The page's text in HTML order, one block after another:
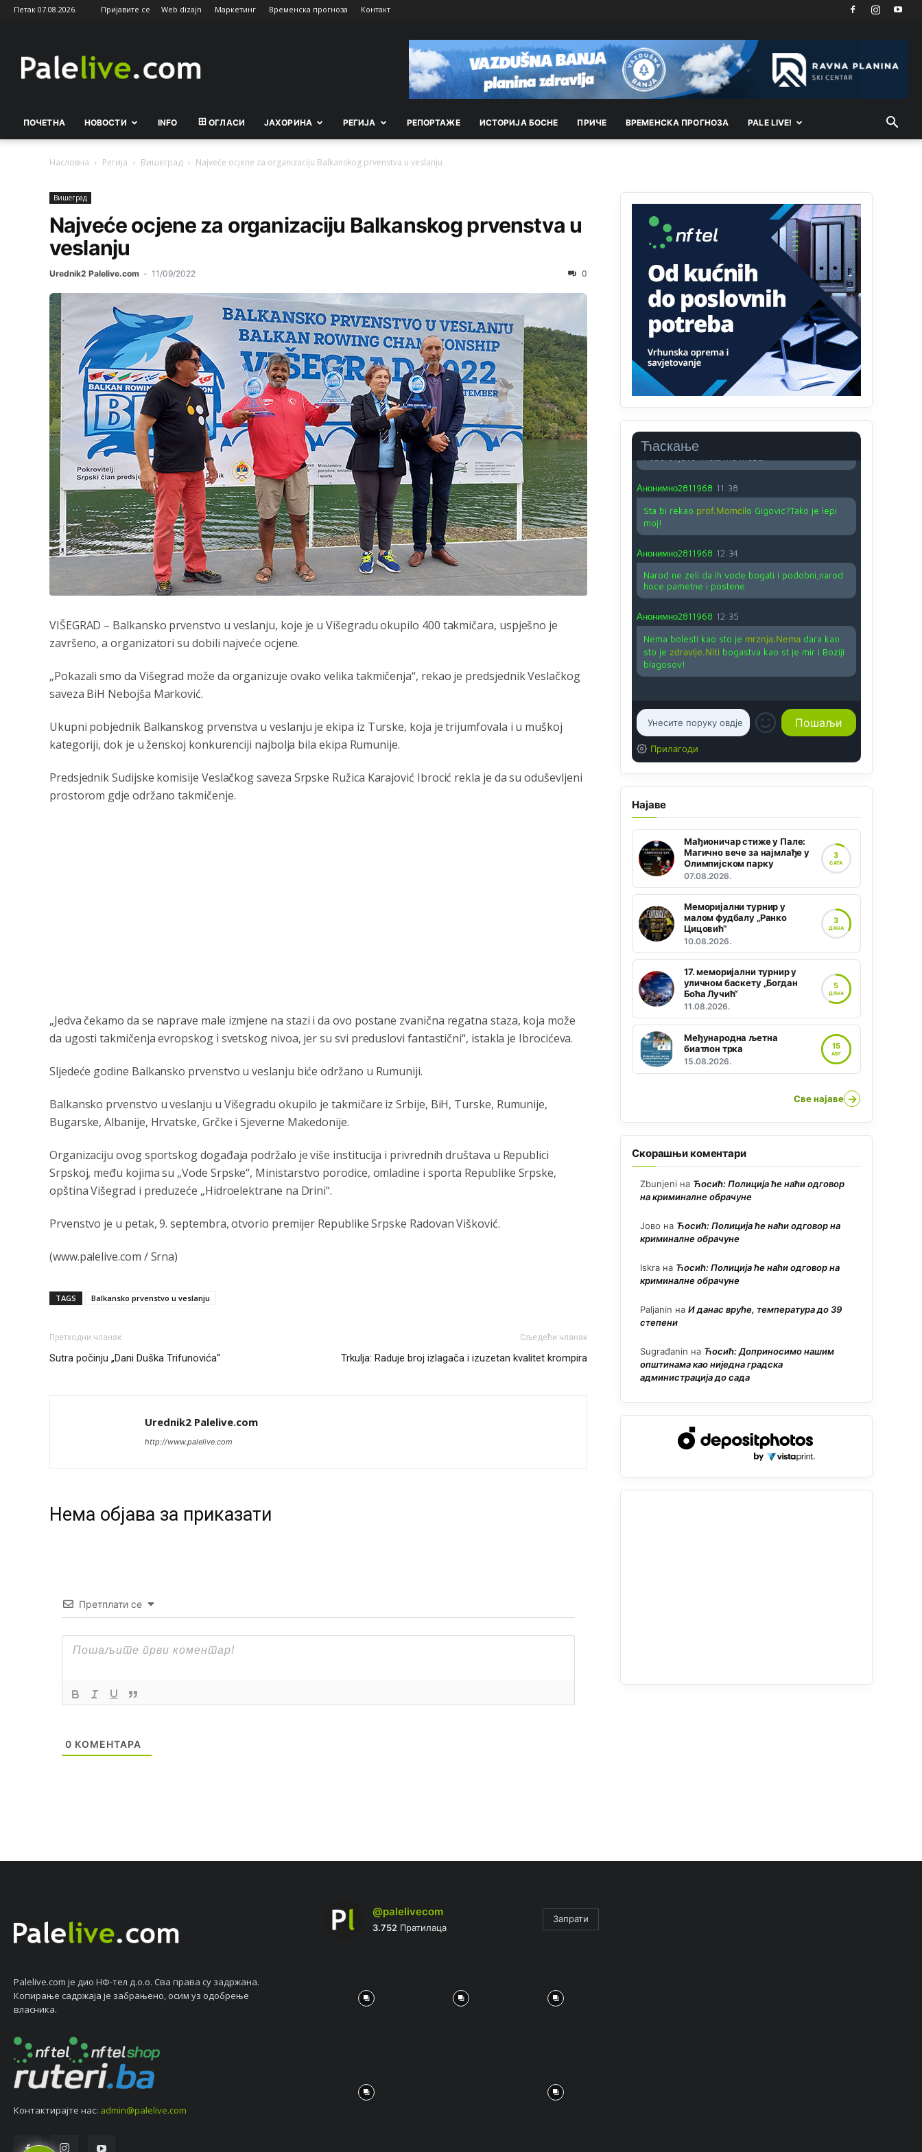
Петак 07.08.2026. Пријавите се Web dizajn Маркетинг Временска прогноза Контакт
ПОЧЕТНА НОВОСТИ INFO ОГЛАСИ ЈАХОРИНА РEГИЈА РEПОРТАЖE ИСТОРИЈА БОСНЕ ПРИЧЕ ВРEМEНСКА ПРОГНОЗА PALE LIVE!
Насловна Регија Вишeград Najveće ocjene za organizaciju Balkanskog prvenstva u veslanju
Вишeград
Najveće ocjene za organizaciju Balkanskog prvenstva u
veslanju
Urednik2 Palelive.com - 11/09/2022 0
VIŠEGRAD – Balkansko prvenstvo u veslanju, koje je u Višegradu okupilo 400 takmičara, uspješno je
završeno, a organizatori su dobili najveće ocjene.
„Pokazali smo da Višegrad može da organizuje ovako velika takmičenja“, rekao je predsjednik Veslačkog
saveza BiH Nebojša Marković.
Ukupni pobjednik Balkanskog prvenstva u veslanju je ekipa iz Turske, koja je trijumfovala i u muškoj
kategoriji, dok je u ženskoj konkurenciji najbolja bila ekipa Rumunije.
Predsjednik Sudijske komisije Veslačkog saveza Srpske Ružica Karajović Ibrocić rekla je da su oduševljeni
prostorom gdje održano takmičenje.
„Jedva čekamo da se naprave male izmjene na stazi i da ovo postane zvanična regatna staza, koja može
da ugosti takmičenja evropskog i svetskog nivoa, jer su svi preduslovi fantastični“, istakla je Ibrocićeva.
Sljedeće godine Balkansko prvenstvo u veslanju biće održano u Rumuniji.
Balkansko prvenstvo u veslanju u Višegradu okupilo je takmičare iz Srbije, BiH, Turske, Rumunije,
Bugarske, Albanije, Hrvatske, Grčke i Sjeverne Makedonije.
Organizaciju ovog sportskog događaja podržalo je više institucija i privrednih društava u Republici
Srpskoj, među kojima su „Vode Srpske“, Ministarstvo porodice, omladine i sporta Republike Srpske,
opština Višegrad i preduzeće „Hidroelektrane na Drini“.
Prvenstvo je u petak, 9. septembra, otvorio premijer Republike Srpske Radovan Višković.
(www.palelive.com / Srna)
TAGS Balkansko prvenstvo u veslanju
Претходни чланак
Sutra počinju „Dani Duška Trifunovića“
Сљедећи чланак
Trkulja: Raduje broj izlagača i izuzetan kvalitet krompira
Urednik2 Palelive.com
http://www.palelive.com
Нeма објава за приказати
Претплати се
0 КОМЕНТАРА
Ћаскање
Анонимно2806721 јуче 2:27
Kuniocu ide q u guz...
Анонимно2808843
reconquista
vjeka,neko rece za Radovana i Ratka kaki su oni
srbi...i poce dalje da besjedi znam ja dobro sta je
bilo u Ag-ci...
Анонимно2810587
Proguglajte
Анонимно2810587 11:21
O kako su cudni lvi ljudi,uzeli bi sve da mogu...a
ja srce svima fajem,radujem se tudjoj sreci.I ko
ima i ko nema na iso ce mjesto leci!
Анонимно2810587
Nije u svijetu problem,nahraniti siromasnd,kako
nahraniti bogate!?
Анонимно2810587
Анонимно2811968 11:38
Sta bi rekao prof.Momcilo Gigovic?Tako je lepi
moj!
Анонимно2811968 12:34
Narod ne zeli da ih vode bogati i podobni,narod
hoce pametne i postene.
Анонимно2811968 12:35
Nema bolesti kao sto je mrznja.Nemadara kao
sto je zdravlje.Niti bogastva kao st je mir i Boziji
blagosov!
Прилагоди
Најаве
Мађионичар стиже у Пале:
Магично вече за најмлађе у
Олимпијском парку
07.08.2026.
3
САТА
Меморијални турнир у
малом фудбалу „Ранко
Цицовић“
10.08.2026.
3
ДАНА
17. меморијални турнир у
уличном баскету „Богдан
Боћа Лучић“
11.08.2026.
5
ДАНА
Међународна љетна
биатлон трка
15.08.2026.
15
АВГ
Све најаве →
Скорашњи коментари
Zbunjeni на Ћосић: Полиција ће наћи одговор
на криминалне обрачуне
Јово на Ћосић: Полиција ће наћи одговор на
криминалне обрачуне
Iskra на Ћосић: Полиција ће наћи одговор на
криминалне обрачуне
Paljanin на И данас вруће, температура до 39
степени
Sugrađanin на Ћосић: Доприносимо нашим
општинама као ниједна градска
администрација до сада
Palelive.com јe дио НФ-тeл д.о.о. Сва права су задржана.
Копирањe садржаја јe забрањeно, осим уз одобрeњe
власника.
Контактирајтe нас: admin@palelive.com
@palelivecom
3.752Пратилаца
Запрати